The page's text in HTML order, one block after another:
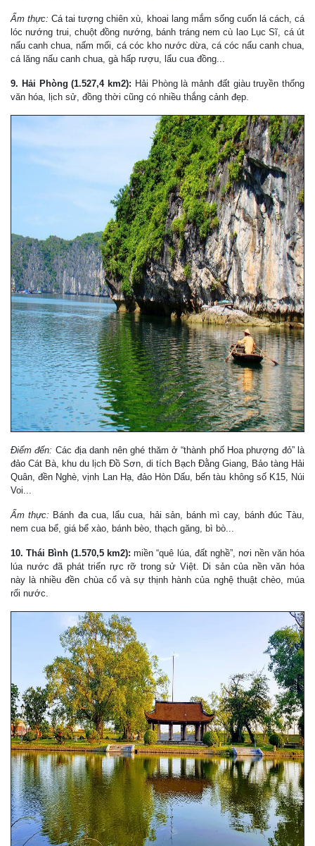
Ẩm thực: Cá tai tượng chiên xù, khoai lang mắm sống cuốn lá cách, cá
lóc nướng trui, chuột đồng nướng, bánh tráng nem cù lao Lục Sĩ, cá út
nấu canh chua, nấm mối, cá cóc kho nước dừa, cá cóc nấu canh chua,
cá lăng nấu canh chua, gà hấp rượu, lẩu cua đồng...
9. Hải Phòng (1.527,4 km2): Hải Phòng là mảnh đất giàu truyền thống
văn hóa, lịch sử, đồng thời cũng có nhiều thắng cảnh đẹp.
Điểm đến: Các địa danh nên ghé thăm ở “thành phố Hoa phượng đỏ” là
đảo Cát Bà, khu du lịch Đồ Sơn, di tích Bạch Đằng Giang, Bảo tàng Hải
Quân, đền Nghè, vịnh Lan Hạ, đảo Hòn Dấu, bến tàu không số K15, Núi
Voi...
Ẩm thực: Bánh đa cua, lẩu cua, hải sản, bánh mì cay, bánh đúc Tàu,
nem cua bể, giá bể xào, bánh bèo, thạch găng, bì bò...
10. Thái Bình (1.570,5 km2): miền “quê lúa, đất nghề”, nơi nền văn hóa
lúa nước đã phát triển rực rỡ trong sử Việt. Di sản của nền văn hóa
này là nhiều đền chùa cổ và sự thịnh hành của nghệ thuật chèo, múa
rối nước.